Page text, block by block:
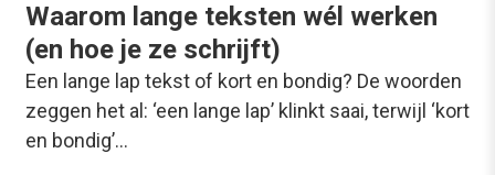
Waarom lange teksten wél werken
(en hoe je ze schrijft)
Een lange lap tekst of kort en bondig? De woorden
zeggen het al: ‘een lange lap’ klinkt saai, terwijl ‘kort
en bondig’…